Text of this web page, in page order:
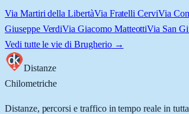
Via Martiri della LibertàVia Fratelli CerviVia
Giuseppe VerdiVia Giacomo MatteottiVia San
Vedi tutte le vie di Brugherio→
Distanze
Chilometriche
Distanze, percorsi e traffico in tempo reale in